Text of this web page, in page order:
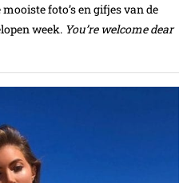
foto’s en gifjes van de
week. You’re welcome dear